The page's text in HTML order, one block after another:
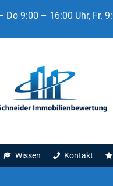
Do 9:00 – 16:00 Uhr, Fr.
Wissen Kontakt